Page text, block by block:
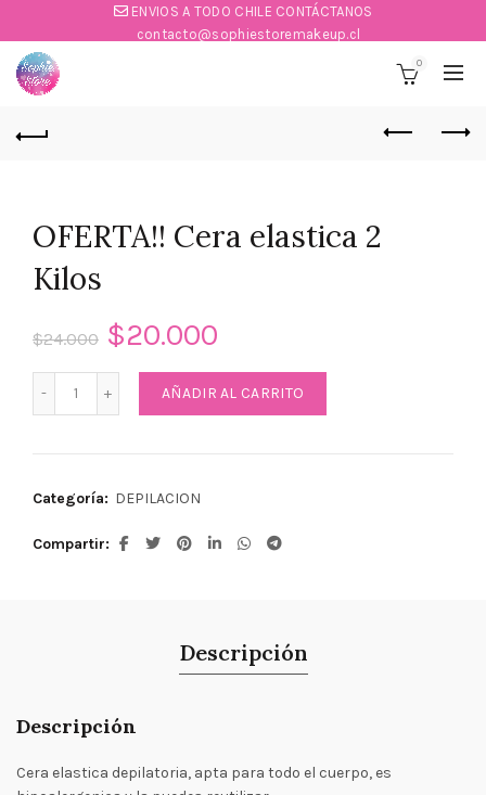
ENVIOS A TODO CHILE CONTÁCTANOS
contacto@sophiestoremakeup.cl
0
OFERTA!! Cera elastica 2
Kilos
$24.000 $20.000
OFERTA!! Cera elastica 2 Kilos cantidad
AÑADIR AL CARRITO
Categoría: DEPILACION
Compartir
Descripción
Descripción
Cera elastica depilatoria, apta para todo el cuerpo, es